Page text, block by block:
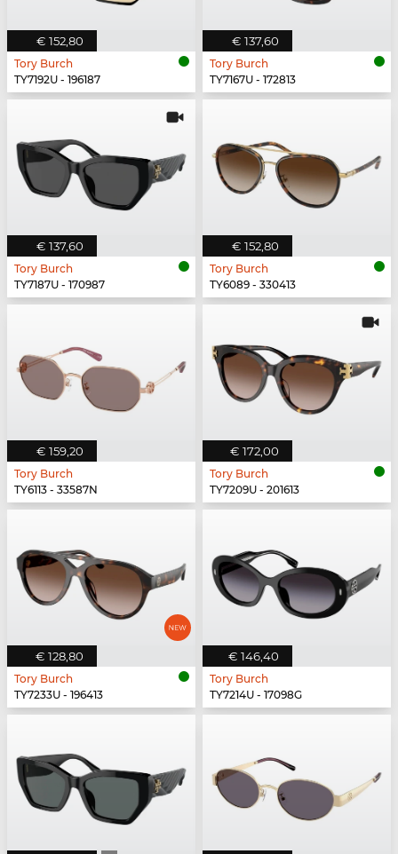
€ 152,80
Tory Burch
TY7192U - 196187
€ 137,60
Tory Burch
TY7167U - 172813
€ 137,60
Tory Burch
TY7187U - 170987
€ 152,80
Tory Burch
TY6089 - 330413
€ 159,20
Tory Burch
TY6113 - 33587N
€ 172,00
Tory Burch
TY7209U - 201613
€ 128,80
Tory Burch
TY7233U - 196413
€ 146,40
Tory Burch
TY7214U - 17098G